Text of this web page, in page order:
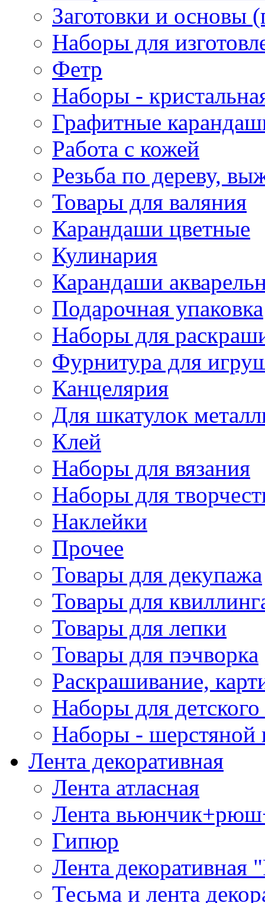
Заготовки и основы
Наборы для
Фетр
Наборы -
Графитные
Работа с кожей
Резьба по дереву,
Товары для валяния
Карандаши цветные
Кулинария
Карандаши
Подарочная упаковка
Наборы для
Фурнитура для
Канцелярия
Для шкатулок
Клей
Наборы для вязания
Наборы для
Наклейки
Прочее
Товары для декупажа
Товары для
Товары для лепки
Товары для пэчворка
Раскрашивание,
Наборы для
Наборы - шерстяной
Лента декоративная
Лента атласная
Лента
Гипюр
Лента декоративная
Тесьма и лента